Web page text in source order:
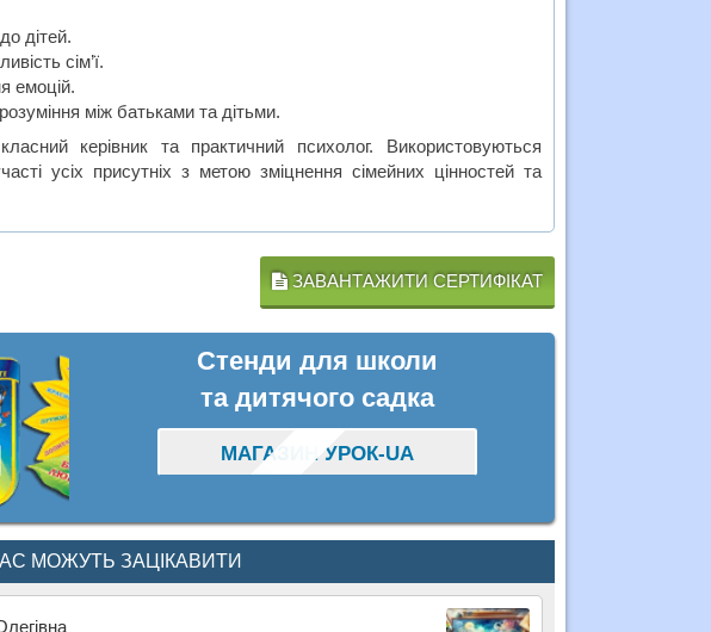
дітей.
сім’ї.
емоцій.
між батьками та дітьми.
керівник та практичний психолог. Використовуються
усіх присутніх з метою зміцнення сімейних цінностей та
ЗАВАНТАЖИТИ СЕРТИФІКАТ
Стенди для школи
та дитячого садка
МАГАЗИН УРОК-UA
МОЖУТЬ ЗАЦІКАВИТИ